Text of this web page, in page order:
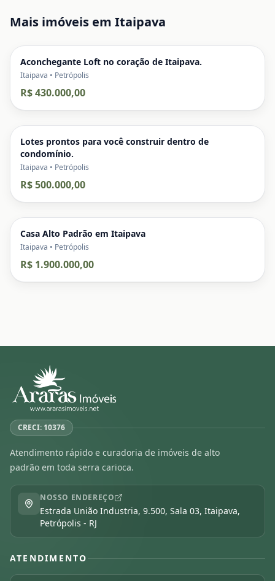
Mais imóveis em Itaipava
Aconchegante Loft no coração de Itaipava.
Itaipava • Petrópolis
R$ 430.000,00
Lotes prontos para você construir dentro de
condomínio.
Itaipava • Petrópolis
R$ 500.000,00
Casa Alto Padrão em Itaipava
Itaipava • Petrópolis
R$ 1.900.000,00
CRECI: 10376
Atendimento rápido e curadoria de imóveis de alto
padrão em toda serra carioca.
NOSSO ENDEREÇO
Estrada União Industria, 9.500, Sala 03, Itaipava,
Petrópolis - RJ
ATENDIMENTO